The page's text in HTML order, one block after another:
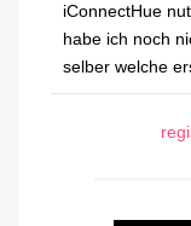
iConnectHue
habe ich noch
selber welche